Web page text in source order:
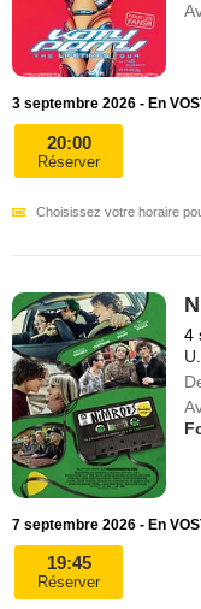
3 septembre 2026 - En
20:00
Réserver
Choisissez votre horaire
4
7 septembre 2026 - En
19:45
Réserver